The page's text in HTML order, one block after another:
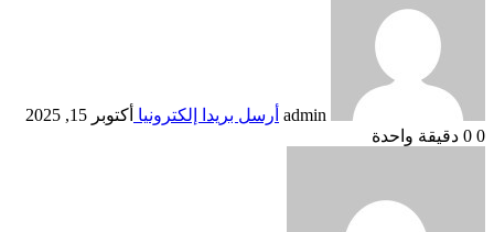
admin أرسل بريدا إلكترونيا أكتوبر 15, 2025
0
دقيقة واحدة